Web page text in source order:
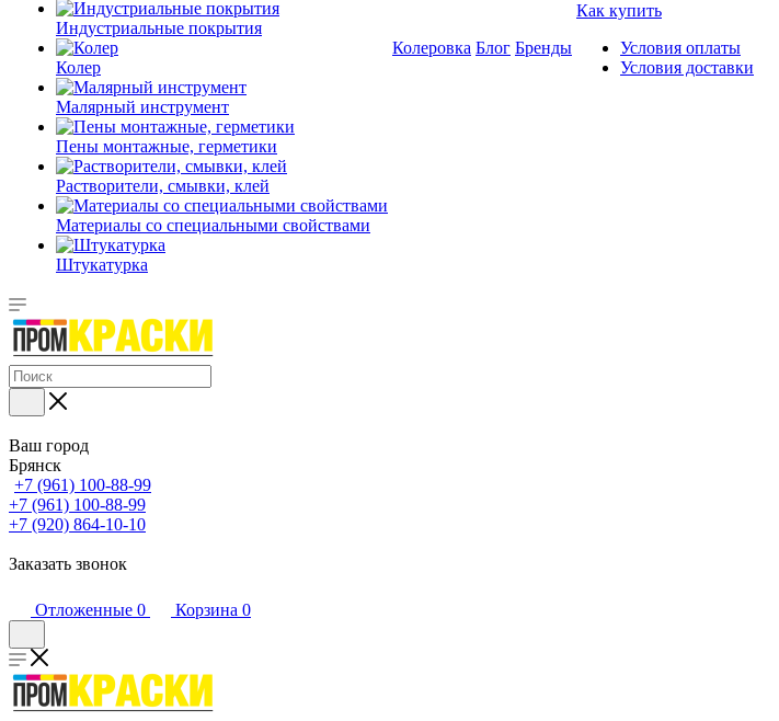
Индустриальные покрытия
Колер
Малярный инструмент
Пены монтажные, герметики
Растворители, смывки, клей
Материалы со специальными свойствами
Штукатурка
Колеровка Блог Бренды
Как купить
Условия оплаты
Условия доставки
Ваш город
Брянск
+7 (961) 100-88-99
+7 (961) 100-88-99
+7 (920) 864-10-10
Заказать звонок
Отложенные 0 Корзина 0